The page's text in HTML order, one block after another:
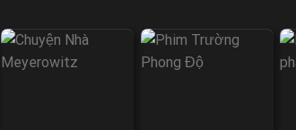
Snakes (2023)